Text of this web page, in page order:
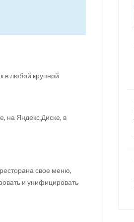
в любой крупной
на Яндекс.Диске, в
свое меню,
и унифицировать